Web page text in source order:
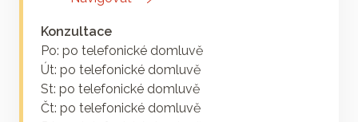
Konzultace
Po: po telefonické domluvě
Út: po telefonické domluvě
St: po telefonické domluvě
Čt: po telefonické domluvě